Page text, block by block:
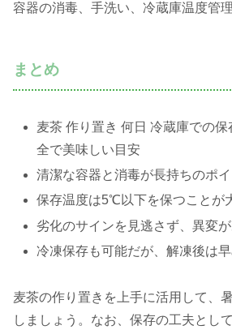
容器の消毒、手洗い、冷蔵庫温度管
まとめ
麦茶 作り置き 何日 冷蔵庫での
全で美味しい目安
清潔な容器と消毒が長持ちのポイ
保存温度は5℃以下を保つことが
劣化のサインを見逃さず、異変
冷凍保存も可能だが、解凍後は
麦茶の作り置きを上手に活用して、
しましょう。なお、保存の工夫とし